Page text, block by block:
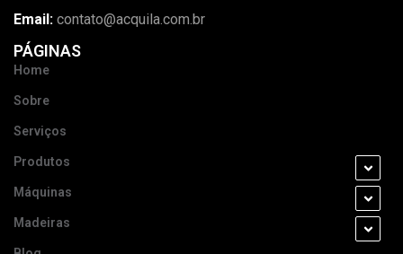
Email: contato@acquila.com.br
PÁGINAS
Home
Sobre
Serviços
Produtos
Máquinas
Madeiras